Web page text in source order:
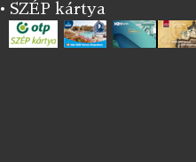
• SZÉP kártya